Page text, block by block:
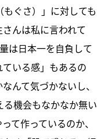
ぐさ）」に対しても
んは私に言われて
は日本一を自負して
いる感」もあるの
んて気づかないし、
る機会もなかなか無い
て作っているのか、